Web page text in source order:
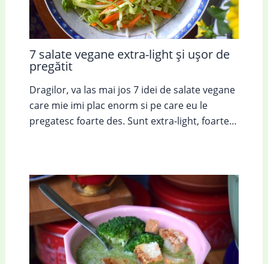
7 salate vegane extra-light și ușor de
pregătit
Dragilor, va las mai jos 7 idei de salate vegane
care mie imi plac enorm si pe care eu le
pregatesc foarte des. Sunt extra-light, foarte…